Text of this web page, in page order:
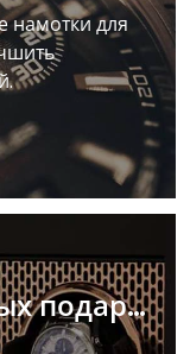
намотки для
Рынок корпоративных подарков